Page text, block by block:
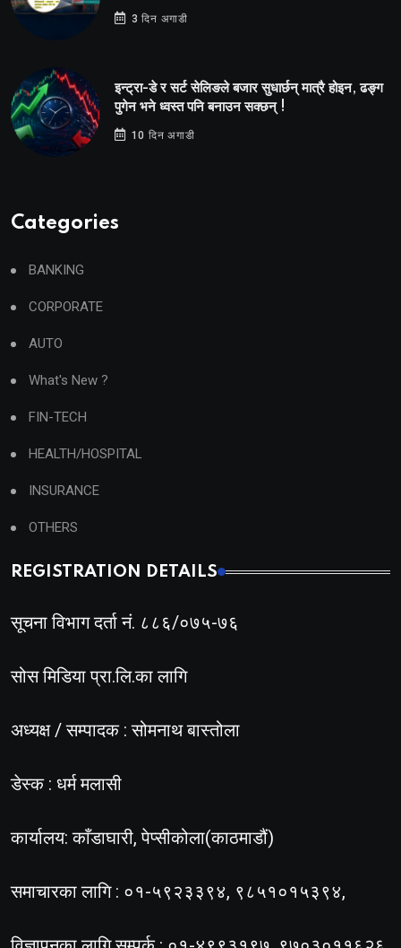
3 दिन अगाडी
इन्ट्रा-डे र सर्ट सेलिङले बजार सुधार्छन् मात्रै होइन, ढङ्ग
पुगेन भने ध्वस्त पनि बनाउन सक्छन् !
10 दिन अगाडी
Categories
BANKING
CORPORATE
AUTO
What's New ?
FIN-TECH
HEALTH/HOSPITAL
INSURANCE
OTHERS
REGISTRATION DETAILS
सूचना विभाग दर्ता नं. ८८६/०७५-७६
सोस मिडिया प्रा.लि.का लागि
अध्यक्ष / सम्पादक : सोमनाथ बास्तोला
डेस्क : धर्म मलासी
कार्यालय: काँडाघारी, पेप्सीकोला(काठमाडौं)
समाचारका लागि : ०१-५९२३३९४, ९८५१०१५३९४,